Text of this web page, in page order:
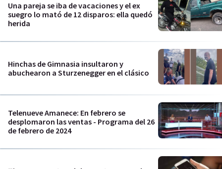
Una pareja se iba de vacaciones y el ex
suegro lo mató de 12 disparos: ella quedó
herida
Hinchas de Gimnasia insultaron y
abuchearon a Sturzenegger en el clásico
Telenueve Amanece: En febrero se
desplomaron las ventas - Programa del 26
de febrero de 2024